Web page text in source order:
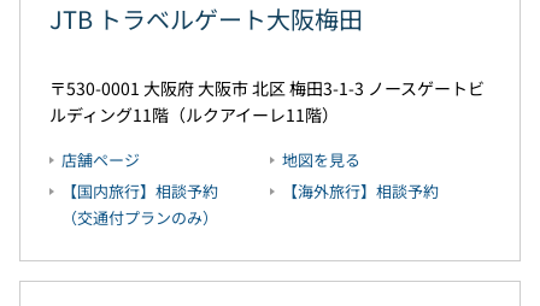
JTB トラベルゲート大阪梅田
530-0001 大阪府 大阪市北区梅田3-1-3 ノースゲートビ
ルディング11階（ルクアイーレ11階）
店舗ページ
【国内旅行】相談予約
（交通付プランのみ）
地図を見る
【海外旅行】相談予約